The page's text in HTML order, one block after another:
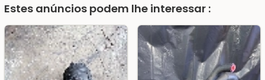
Estes anúncios podem lhe interessar :